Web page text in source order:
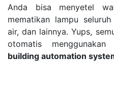
Anda bisa menyetel
mematikan lampu
air, dan lainnya. Yups,
otomatis
building automation